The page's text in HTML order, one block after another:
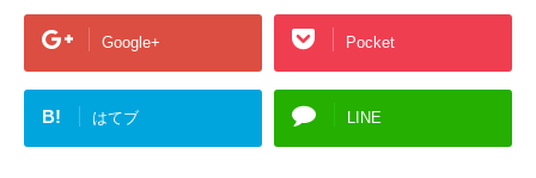
Google+ Pocket
B! はてブ LINE